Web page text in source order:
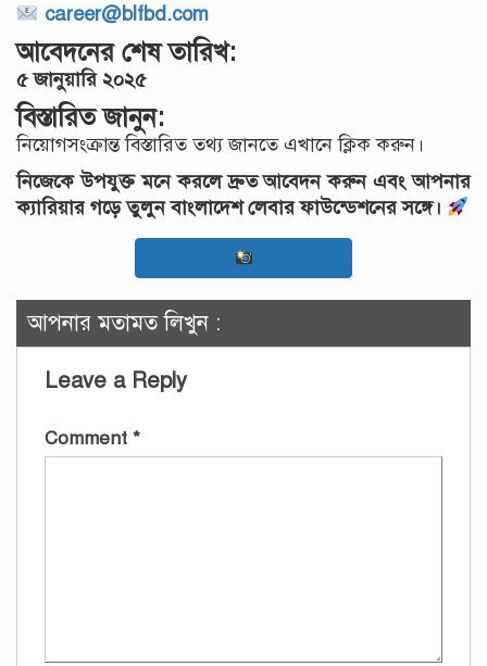
career@blfbd.com
আবেদনের শেষ তারিখ:
৫ জানুয়ারি ২০২৫
বিস্তারিত জানুন:
নিয়োগসংক্রান্ত বিস্তারিত তথ্য জানতে এখানে ক্লিক করুন।
নিজেকে উপযুক্ত মনে করলে দ্রুত আবেদন করুন এবং আপনার
ক্যারিয়ার গড়ে তুলুন বাংলাদেশ লেবার ফাউন্ডেশনের সঙ্গে।
আপনার মতামত লিখুন :
Leave a Reply
Comment *